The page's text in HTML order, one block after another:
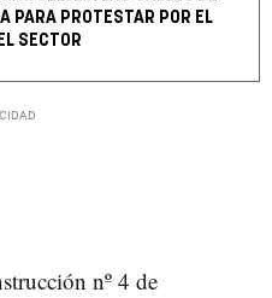
PARA PROTESTAR POR EL
SECTOR
nº 4 de